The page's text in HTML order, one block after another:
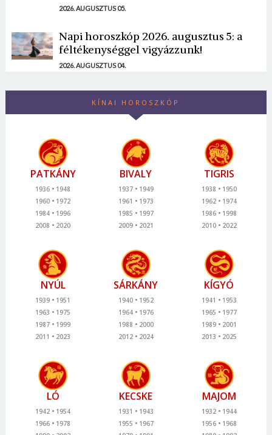
2026. AUGUSZTUS 05.
Napi horoszkóp 2026. augusztus 5: a
féltékenységgel vigyázzunk!
2026. AUGUSZTUS 04.
KÍNAI HOROSZKÓP
PATKÁNY
1936
1948
1960
1972
1984
1996
2008
2020
BIVALY
1937
1949
1961
1973
1985
1997
2009
2021
TIGRIS
1938
1950
1962
1974
1986
1998
2010
2022
NYÚL
1939
1951
1963
1975
1987
1999
2011
2023
SÁRKÁNY
1940
1952
1964
1976
1988
2000
2012
2024
KÍGYÓ
1941
1953
1965
1977
1989
2001
2013
2025
LÓ
1942
1954
1966
1978
KECSKE
1931
1943
1955
1967
MAJOM
1932
1944
1956
1968